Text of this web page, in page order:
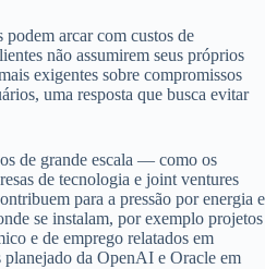
arcar com custos de
não assumirem seus próprios
exigentes sobre compromissos
uma resposta que busca evitar
de grande escala — como os
de tecnologia e joint ventures
para a pressão por energia e
se instalam, por exemplo projetos
e de emprego relatados em
da OpenAI e Oracle em